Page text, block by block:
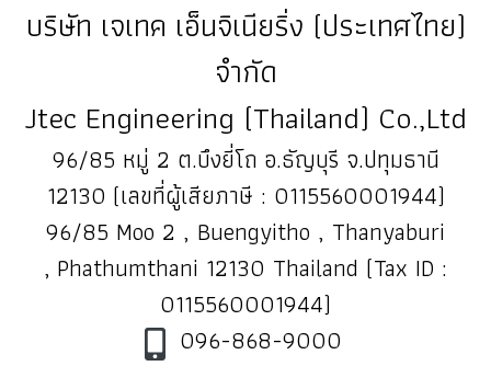
บริษัท เจเทค เอ็นจิเนียริ่ง (ประเทศไทย)
จำกัด
Jtec Engineering (Thailand) Co.,Ltd
96/85 หมู่ 2 ต.บึงยี่โถ อ.ธัญบุรี จ.ปทุมธานี
12130 (เลขที่ผู้เสียภาษี : 0115560001944)
96/85 Moo 2 , Buengyitho , Thanyaburi
, Phathumthani 12130 Thailand (Tax ID :
0115560001944)
096-868-9000